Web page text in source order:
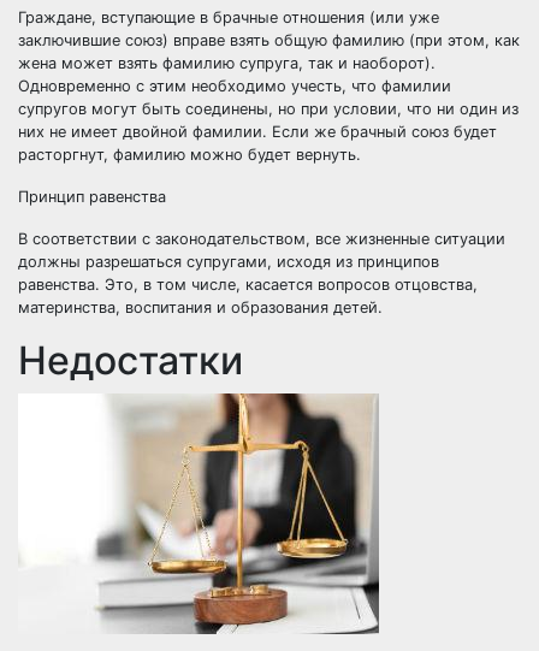
Граждане, вступающие в брачные отношения (или уже
заключившие союз) вправе взять общую фамилию (при этом, как
жена может взять фамилию супруга, так и наоборот).
Одновременно с этим необходимо учесть, что фамилии
супругов могут быть соединены, но при условии, что ни один из
них не имеет двойной фамилии. Если же брачный союз будет
расторгнут, фамилию можно будет вернуть.
Принцип равенства
В соответствии с законодательством, все жизненные ситуации
должны разрешаться супругами, исходя из принципов
равенства. Это, в том числе, касается вопросов отцовства,
материнства, воспитания и образования детей.
Недостатки